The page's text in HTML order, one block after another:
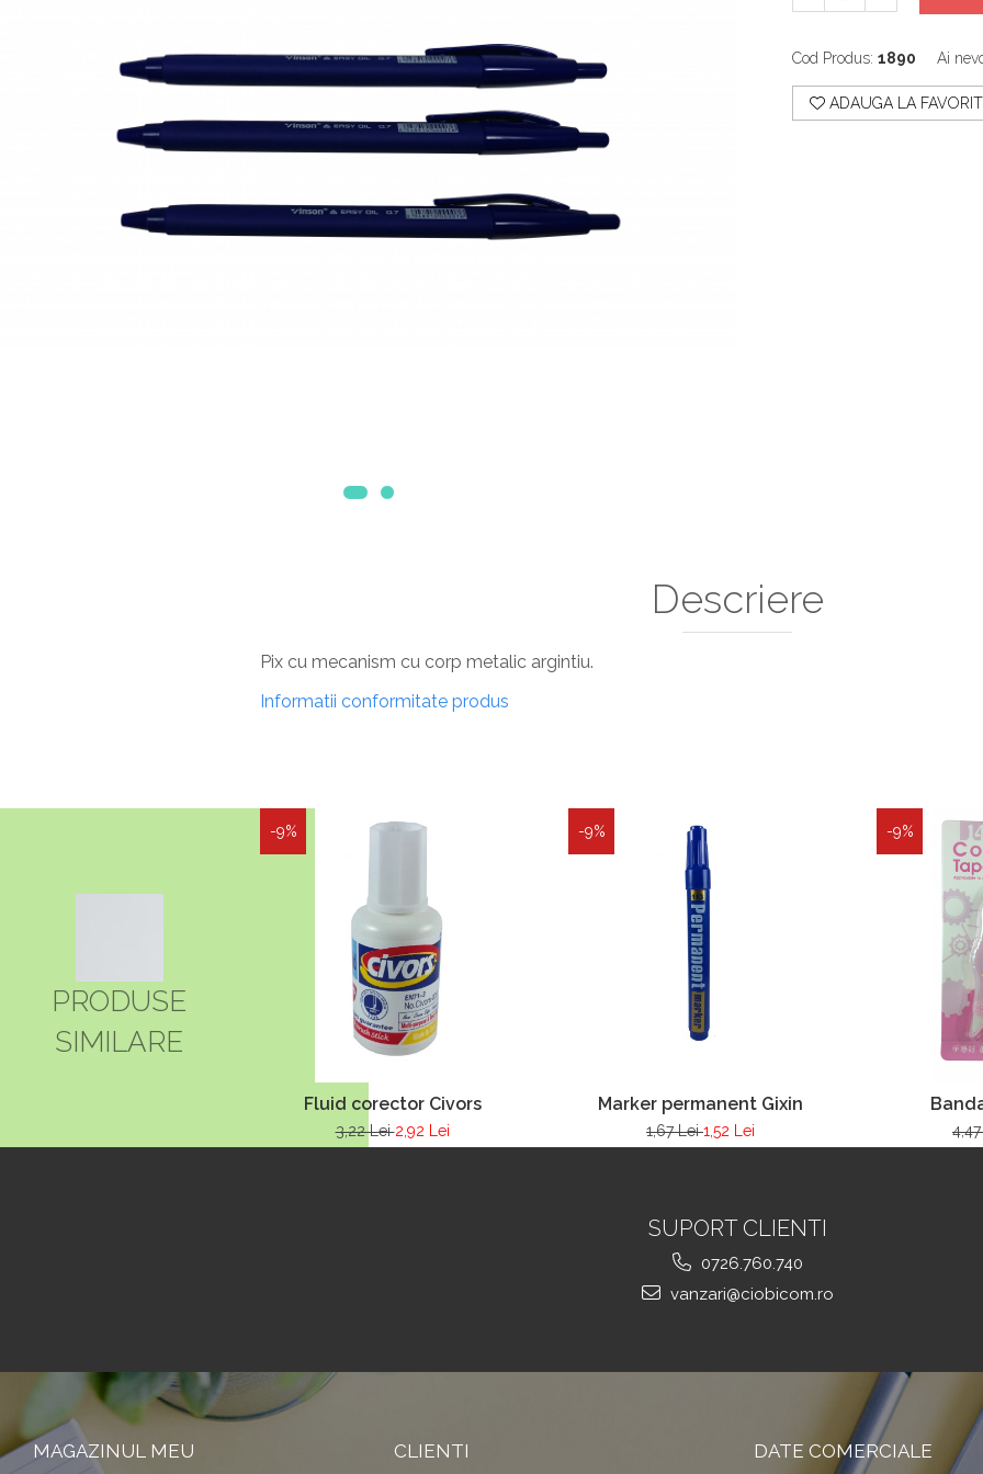
Cod Produs: 1890 Ai
ADAUGA LA
Descriere
Pix cu mecanism cu corp metalic argintiu.
Informatii conformitate produs
PRODUSE
SIMILARE
-9%
Fluid corector Civors
3,22 Lei2,92 Lei
-9%
Marker permanent Gixin
1,67 Lei1,52 Lei
-9%
SUPORT CLIENTI
0726.760.740
vanzari@ciobicom.ro
MAGAZINUL MEU CLIENTI DATE COMERCIALE